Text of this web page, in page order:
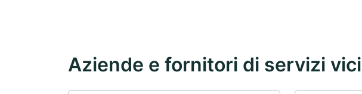
Aziende e fornitori di servizi